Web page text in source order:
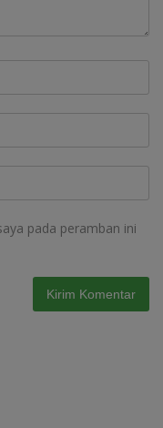
pada peramban ini